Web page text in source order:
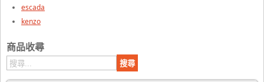
escada
kenzo
商品收尋